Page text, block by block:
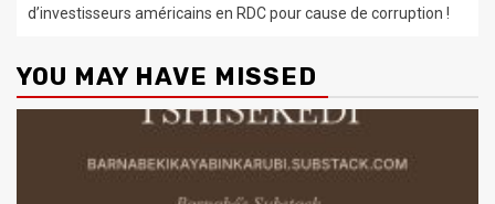
d’investisseurs américains en RDC pour cause de corruption !
YOU MAY HAVE MISSED